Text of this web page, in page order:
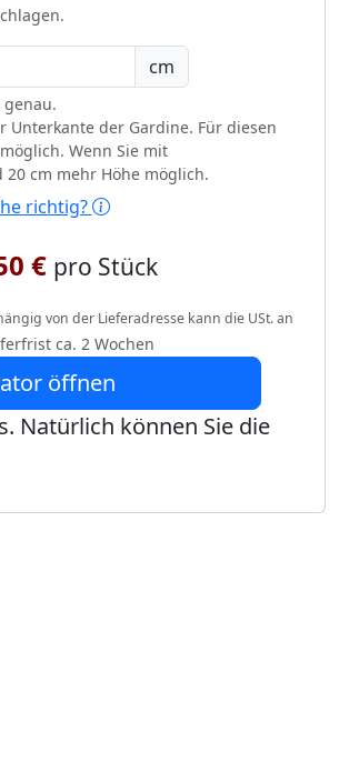
cm
Unterkante der Gardine. Für diesen
Wenn Sie mit
cm mehr Höhe möglich.
richtig?
€ pro Stück
von der Lieferadresse kann die USt. an
ca. 2 Wochen
öffnen
Natürlich können Sie die